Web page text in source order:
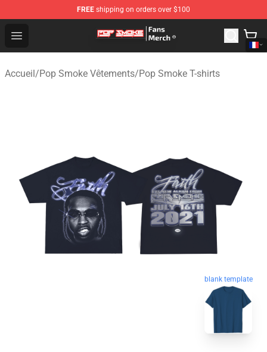
FREE shipping on orders over $100
Open menu
Pop Smoke Store - Official Pop Smoke Merchandise
Accueil/Pop Smoke Vêtements/Pop Smoke T-shirts
blank template